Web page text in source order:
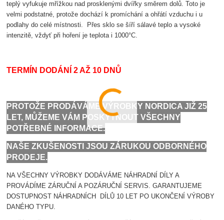
teplý vyfukuje mřížkou nad prosklenými dvířky směrem dolů. Toto je
velmi podstatné, protože dochází k promíchání a ohřátí vzduchu i u
podlahy do celé místnosti. Přes sklo se šíří sálavé teplo a vysoké
intenzitě, vždyť při hoření je teplota i 1000°C.
TERMÍN DODÁNÍ 2 AŽ 10 DNŮ
PROTOŽE PRODÁVÁME VÝROBKY NORDICA JIŽ 25
LET, MŮŽEME VÁM POSKYTNOUT VŠECHNY
POTŘEBNÉ INFORMACE.
NAŠE ZKUŠENOSTI JSOU ZÁRUKOU ODBORNÉHO
PRODEJE.
NA VŠECHNY VÝROBKY DODÁVÁME NÁHRADNÍ DÍLY A
PROVÁDÍME ZÁRUČNÍ A POZÁRUČNÍ SERVIS. GARANTUJEME
DOSTUPNOST NÁHRADNÍCH DÍLŮ 10 LET PO UKONČENÍ VÝROBY
DANÉHO TYPU.